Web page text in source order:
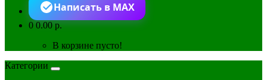
Написать в MAX
00.00 р.
В корзине пусто!
Категории